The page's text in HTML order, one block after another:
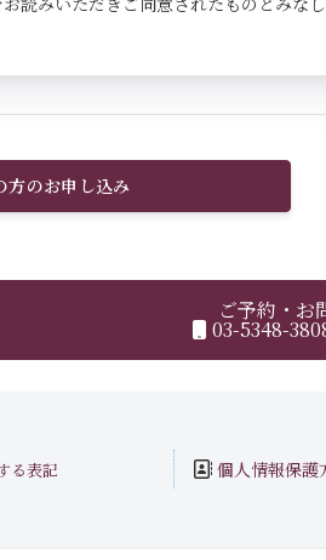
方のお申し込み
ご予約・お
03-5348-
る表記 個人情報保護